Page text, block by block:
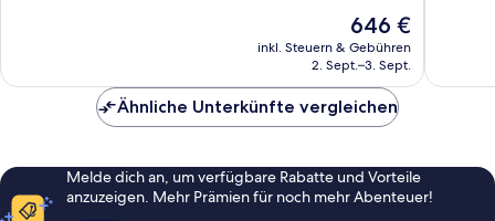
Der
Preis
beträgt
646 €
inkl. Steuern & Gebühren
2. Sept.–3. Sept.
Ähnliche Unterkünfte vergleichen
Melde dich an, um verfügbare Rabatte und Vorteile
anzuzeigen. Mehr Prämien für noch mehr Abenteuer!